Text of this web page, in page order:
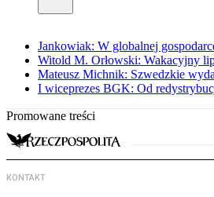
Jankowiak: W globalnej
Witold M. Orłowski: Wakacyjny
Mateusz Michnik: Szwedzkie
I wiceprezes BGK: Od
Promowane treści
KONTAKT